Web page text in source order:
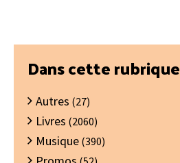
Barre
latérale
principale
Dans cette rubrique
Autres (27)
Livres (2060)
Musique (390)